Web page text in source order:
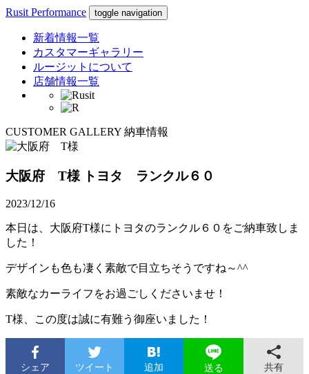
Rusit Performance toggle navigation
新着情報一覧
カスタマーギャラリー
ルージットについて
店舗情報一覧
CUSTOMER GALLERY 納車情報
大阪府 T様 トヨタ ランクル６０
2023/12/16
本日は、大阪府T様にトヨタのランクル６０をご納車致しま
した！
デザインも色も凄く素敵で目立ちそうですね～^^
素敵なカーライフをお過ごしくださいませ！
T様、この度は誠に有難う御座いました！
シェア ツイート 追加 送る 共有